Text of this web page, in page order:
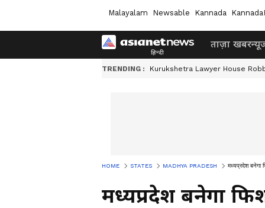
Malayalam Newsable Kannada
ताज़ा खबर
TRENDING : Kurukshetra Lawyer House
HOME STATES MADHYA PRADESH मध्यप्रदेश बनेगा
मध्यप्रदेश बनेगा